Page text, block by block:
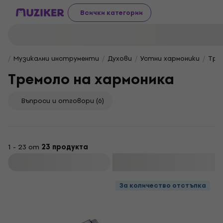
Всички категории
Музикални инструменти Духови Устни хармоники
Тремоло на хармоника
Въпроси и отговори (6)
1 - 23 от 23 продукта
За количество отстъпка